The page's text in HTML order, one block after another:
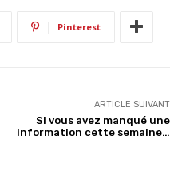
Pinterest
ARTICLE SUIVANT
Si vous avez manqué une
information cette semaine…